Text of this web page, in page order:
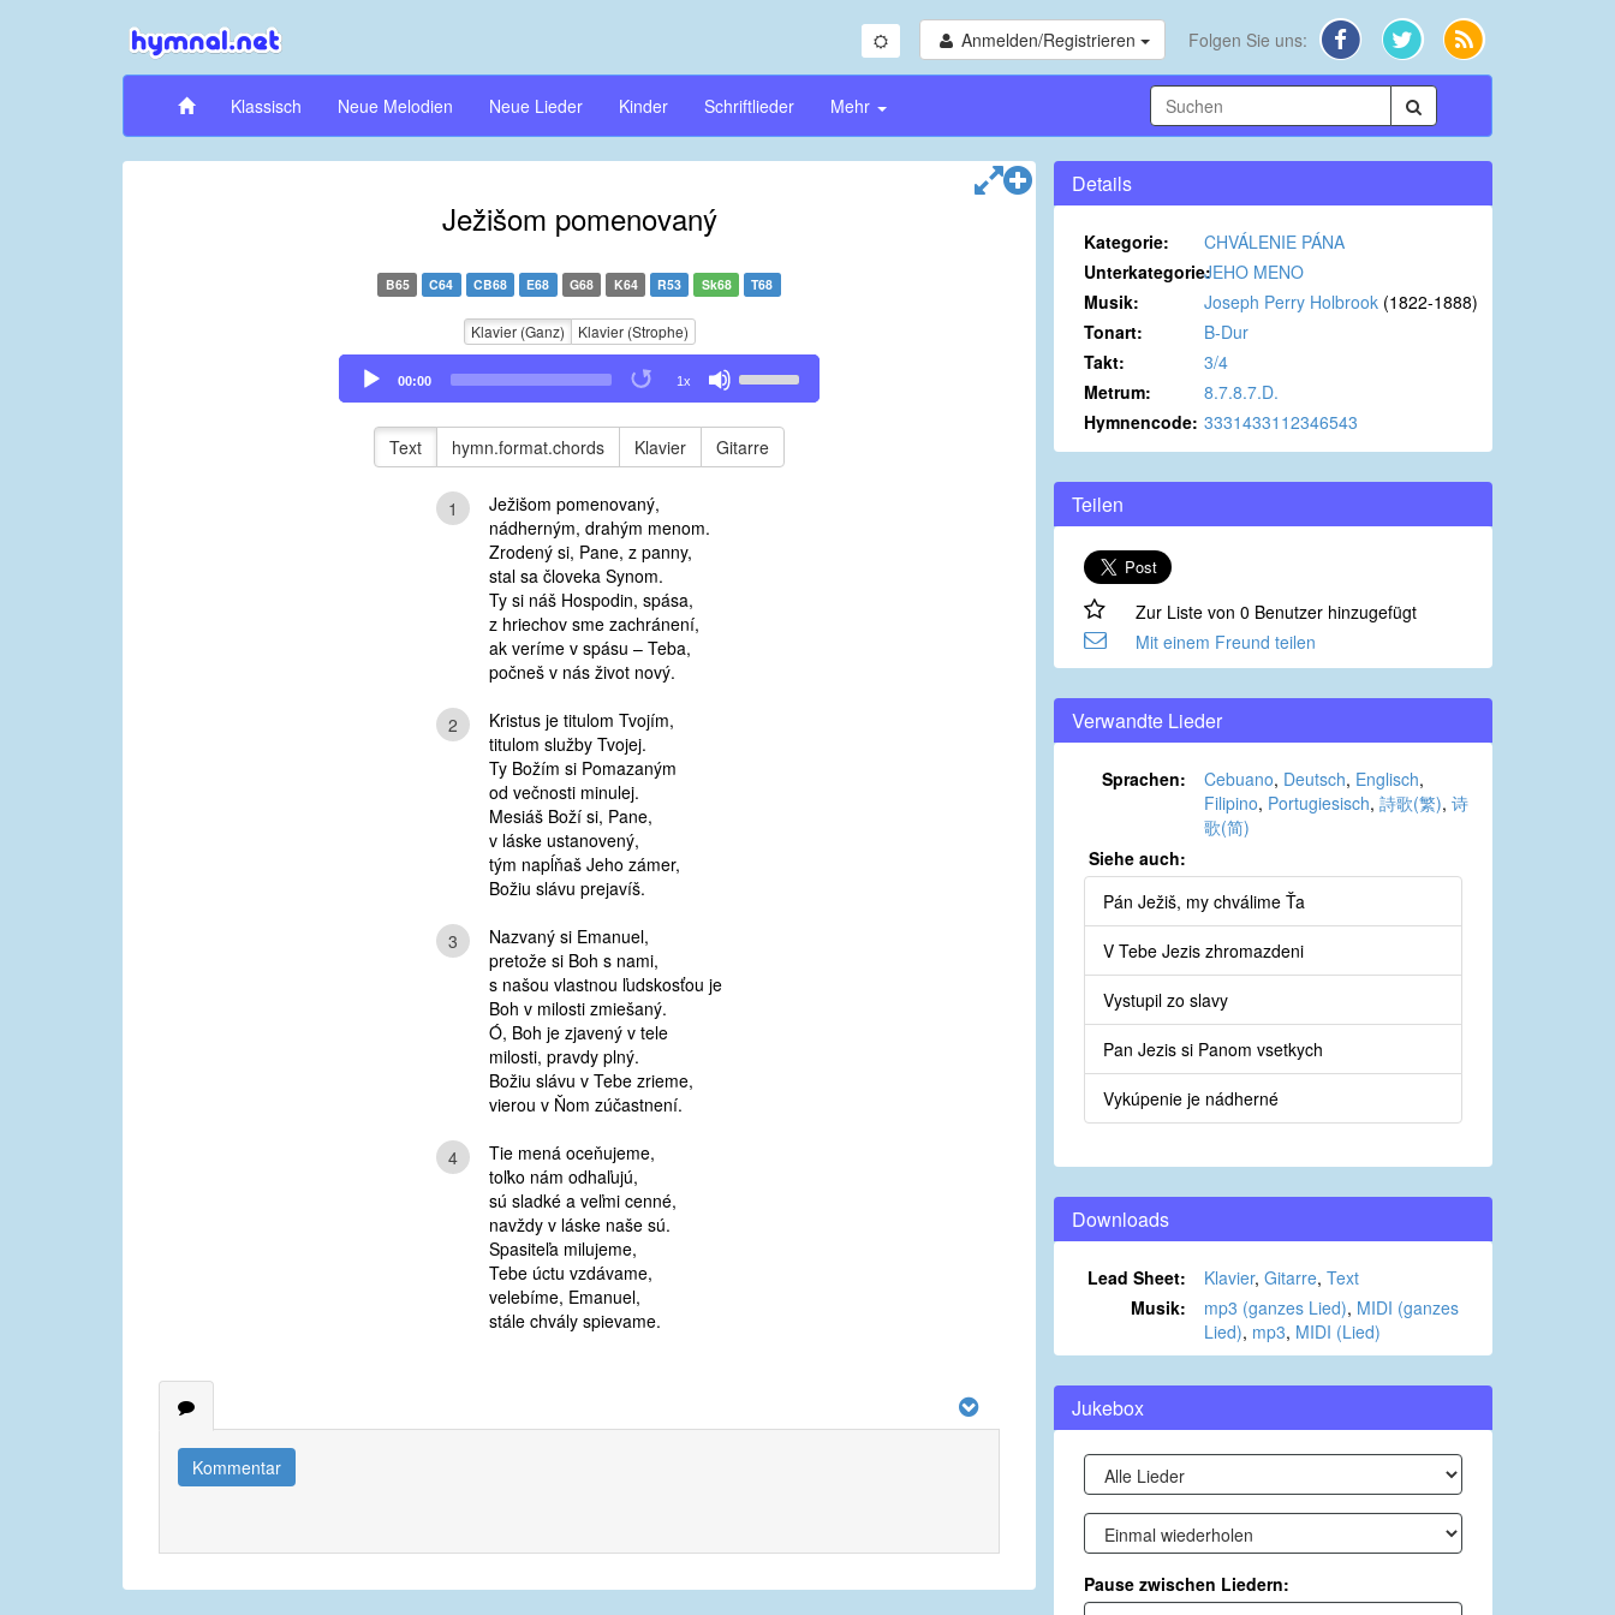
Anmelden/Registrieren Folgen Sie uns:
Klassisch Neue Melodien Neue Lieder Kinder Schriftlieder Mehr
Ježišom pomenovaný
B65 C64 CB68 E68 G68 K64 R53 Sk68 T68
Klavier (Ganz) Klavier (Strophe)
Audio
Player
00:00 1x
Up/Down
to
Text hymn.format.chords Klavier Gitarre
1
Ježišom pomenovaný,
nádherným, drahým menom.
Zrodený si, Pane, z panny,
stal sa človeka Synom.
Ty si náš Hospodin, spása,
z hriechov sme zachránení,
ak veríme v spásu – Teba,
počneš v nás život nový.
2
Kristus je titulom Tvojím,
titulom služby Tvojej.
Ty Božím si Pomazaným
od večnosti minulej.
Mesiáš Boží si, Pane,
v láske ustanovený,
tým napĺňaš Jeho zámer,
Božiu slávu prejavíš.
3
Nazvaný si Emanuel,
pretože si Boh s nami,
s našou vlastnou ľudskosťou je
Boh v milosti zmiešaný.
Ó, Boh je zjavený v tele
milosti, pravdy plný.
Božiu slávu v Tebe zrieme,
vierou v Ňom zúčastnení.
4
Tie mená oceňujeme,
toľko nám odhaľujú,
sú sladké a veľmi cenné,
navždy v láske naše sú.
Spasiteľa milujeme,
Tebe úctu vzdávame,
velebíme, Emanuel,
stále chvály spievame.
Kommentar
Details
Kategorie:
CHVÁLENIE PÁNA
Unterkategorie:JEHO MENO
Musik:
Joseph Perry Holbrook (1822-1888)
Tonart:
B-Dur
Takt:
3/4
Metrum:
8.7.8.7.D.
Hymnencode: 3331433112346543
Teilen
Zur Liste von 0 Benutzer hinzugefügt
Mit einem Freund teilen
Verwandte Lieder
Sprachen: Cebuano, Deutsch, Englisch,
Filipino, Portugiesisch, 詩歌(繁), 诗
歌(简)
Siehe auch:
Pán Ježiš, my chválime Ťa
V Tebe Jezis zhromazdeni
Vystupil zo slavy
Pan Jezis si Panom vsetkych
Vykúpenie je nádherné
Downloads
Lead Sheet: Klavier, Gitarre, Text
Musik:
mp3 (ganzes Lied), MIDI (ganzes
Lied), mp3, MIDI (Lied)
Jukebox
Pause zwischen Liedern: